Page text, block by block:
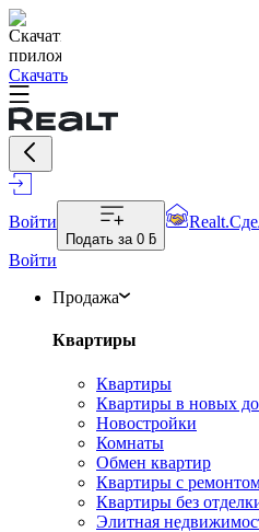
Скачать
Войти
Подать за 0 ƃ
Войти
Продажа
Квартиры
Квартиры
Квартиры в новых
Новостройки
Комнаты
Обмен квартир
Квартиры с
Квартиры без
Элитная